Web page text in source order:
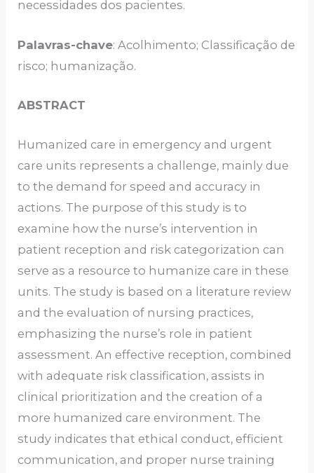
necessidades dos pacientes.
Palavras-chave: Acolhimento; Classificação de
risco; humanização.
ABSTRACT
Humanized care in emergency and urgent
care units represents a challenge, mainly due
to the demand for speed and accuracy in
actions. The purpose of this study is to
examine how the nurse’s intervention in
patient reception and risk categorization can
serve as a resource to humanize care in these
units. The study is based on a literature review
and the evaluation of nursing practices,
emphasizing the nurse’s role in patient
assessment. An effective reception, combined
with adequate risk classification, assists in
clinical prioritization and the creation of a
more humanized care environment. The
study indicates that ethical conduct, efficient
communication, and proper nurse training